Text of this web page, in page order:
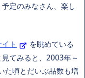
定のみなさん、楽し
ト
を眺めている
てみると、2003年～
た頃とだいぶ品数も増